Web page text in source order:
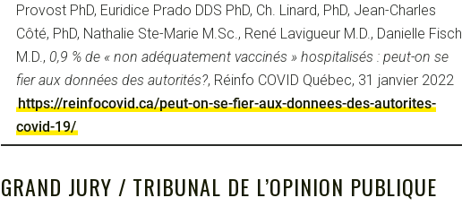
Provost PhD, Euridice Prado DDS PhD, Ch. Linard, PhD, Jean-Charles
Côté, PhD, Nathalie Ste-Marie M.Sc., René Lavigueur M.D., Danielle Fisch
M.D., 0,9 % de « non adéquatement vaccinés » hospitalisés : peut-on se
fier aux données des autorités?, Réinfo COVID Québec, 31 janvier 2022
https://reinfocovid.ca/peut-on-se-fier-aux-donnees-des-autorites-
covid-19/
GRAND JURY / TRIBUNAL DE L’OPINION PUBLIQUE